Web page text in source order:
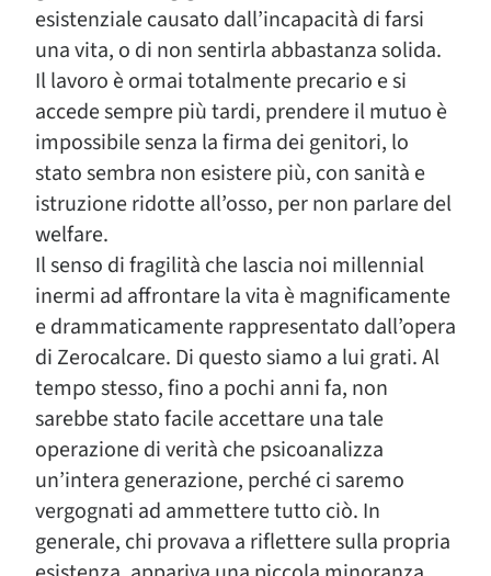
esistenziale causato dall’incapacità di farsi
una vita, o di non sentirla abbastanza solida.
Il lavoro è ormai totalmente precario e si
accede sempre più tardi, prendere il mutuo è
impossibile senza la firma dei genitori, lo
stato sembra non esistere più, con sanità e
istruzione ridotte all’osso, per non parlare del
welfare.
Il senso di fragilità che lascia noi millennial
inermi ad affrontare la vita è magnificamente
e drammaticamente rappresentato dall’opera
di Zerocalcare. Di questo siamo a lui grati. Al
tempo stesso, fino a pochi anni fa, non
sarebbe stato facile accettare una tale
operazione di verità che psicoanalizza
un’intera generazione, perché ci saremo
vergognati ad ammettere tutto ciò. In
generale, chi provava a riflettere sulla propria